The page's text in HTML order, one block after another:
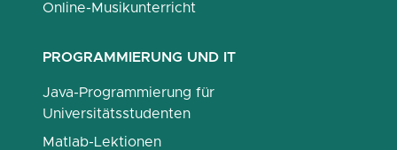
Online-Musikunterricht
PROGRAMMIERUNG UND IT
Java-Programmierung für
Universitätsstudenten
Matlab-Lektionen